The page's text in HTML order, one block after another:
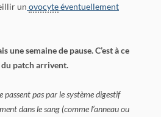
un ovocyteéventuellement
une semaine de pause. C’est à ce
du patch arrivent.
passent pas par le système digestif
dans le sang (comme l’anneau ou